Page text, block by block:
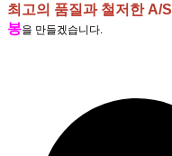
최고의 품질과 철저한 A/S
봉을 만들겠습니다.